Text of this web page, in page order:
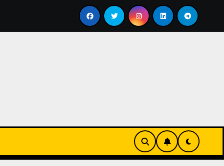
Menyesap Kopi Di Jakarta Timur Soal Kopi Darat